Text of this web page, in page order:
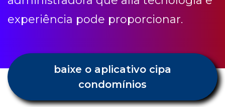
condomínios
Condomínio etc
Receba todas as novidades e dicas
Cipa.